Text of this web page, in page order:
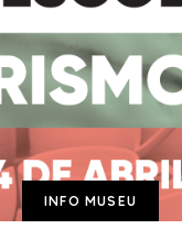
INFO MUSEU